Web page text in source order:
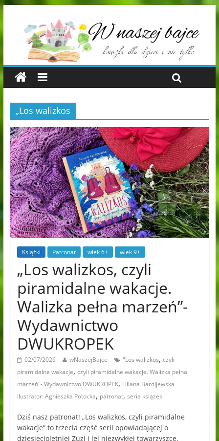
„Los walizkos
Książki Patronat wiek 6+ wiek 9+
„Los walizkos, czyli
piramidalne wakacje.
Walizka pełna marzeń”-
Wydawnictwo
DWUKROPEK
02/07/2026 wNaszejBajce "Los walizkos, czyli
piramidalne wakacje, czyli piramidalne wakacje. Walizka pełna
marzeń"- Wydawnictwo DWUKROPEK, Liliana Bardijewska
Ilustrator: Agnieszka Potocka, patronat, seria książek
Dziś nasz patronat! „Los walizkos, czyli piramidalne
wakacje” to trzecia część serii opowiadającej o
dziesięcioletniej Zuzi i jej niezwykłej towarzyszce,